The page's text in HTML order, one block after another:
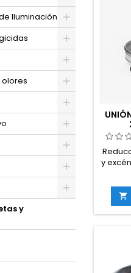
Iluminación
y
y
un
en
